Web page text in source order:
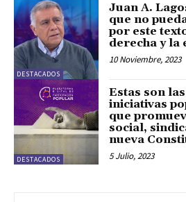
DESTACADOS
Juan A.
que no
por este
derecha y la
10 Noviembre, 2023
DESTACADOS
Estas son
iniciativas
que
social,
nueva
5 Julio, 2023